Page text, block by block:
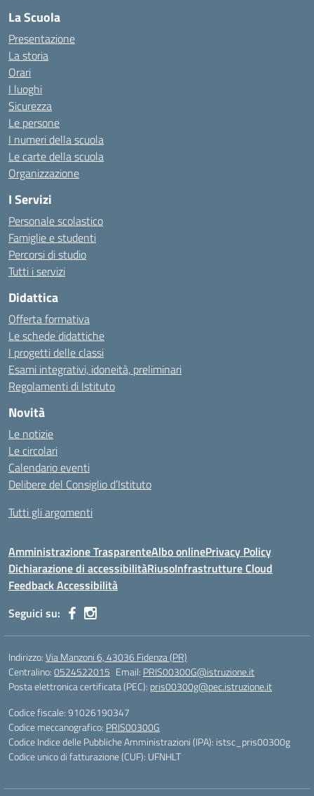
La Scuola
Presentazione
La storia
Orari
I luoghi
Sicurezza
Le persone
I numeri della scuola
Le carte della scuola
Organizzazione
I Servizi
Personale scolastico
Famiglie e studenti
Percorsi di studio
Tutti i servizi
Didattica
Offerta formativa
Le schede didattiche
I progetti delle classi
Esami integrativi, idoneità, preliminari
Regolamenti di Istituto
Novità
Le notizie
Le circolari
Calendario eventi
Delibere del Consiglio d’Istituto
Tutti gli argomenti
Amministrazione TrasparenteAlbo onlinePrivacy Policy
Dichiarazione di accessibilitàRiusoInfrastrutture Cloud
Feedback Accessibilità
Seguici su:
Indirizzo:Via Manzoni 6, 43036 Fidenza (PR)
Centralino:0524522015 Email: PRIS00300G@istruzione.it
Posta elettronica certificata (PEC): pris00300g@pec.istruzione.it
Codice fiscale: 91026190347
Codice meccanografico: PRIS00300G
Codice Indice delle Pubbliche Amministrazioni (IPA): istsc_pris00300g
Codice unico di fatturazione (CUF): UFNHLT